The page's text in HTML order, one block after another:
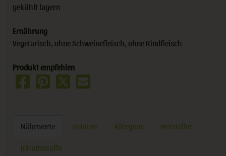
gekühlt lagern
Ernährung
Vegetarisch, ohne Schweinefleisch, ohne Rindfleisch
Produkt empfehlen
Nährwerte Zutaten Allergene Hersteller
Inhaltsstoffe